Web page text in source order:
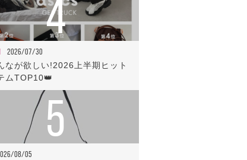
4
2026/07/30
なが欲しい!2026上半期ヒット
ムTOP10👑
5
08/05